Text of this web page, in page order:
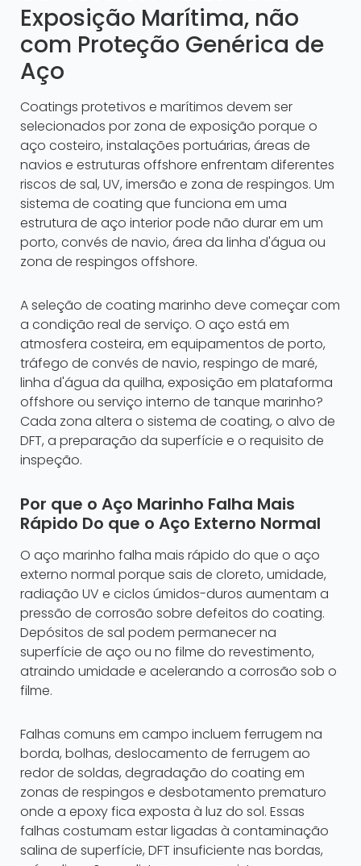
Exposição Marítima, não
com Proteção Genérica de
Aço
Coatings protetivos e marítimos devem ser
selecionados por zona de exposição porque o
aço costeiro, instalações portuárias, áreas de
navios e estruturas offshore enfrentam diferentes
riscos de sal, UV, imersão e zona de respingos. Um
sistema de coating que funciona em uma
estrutura de aço interior pode não durar em um
porto, convés de navio, área da linha d'água ou
zona de respingos offshore.
A seleção de coating marinho deve começar com
a condição real de serviço. O aço está em
atmosfera costeira, em equipamentos de porto,
tráfego de convés de navio, respingo de maré,
linha d'água da quilha, exposição em plataforma
offshore ou serviço interno de tanque marinho?
Cada zona altera o sistema de coating, o alvo de
DFT, a preparação da superfície e o requisito de
inspeção.
Por que o Aço Marinho Falha Mais
Rápido Do que o Aço Externo Normal
O aço marinho falha mais rápido do que o aço
externo normal porque sais de cloreto, umidade,
radiação UV e ciclos úmidos-duros aumentam a
pressão de corrosão sobre defeitos do coating.
Depósitos de sal podem permanecer na
superfície de aço ou no filme do revestimento,
atraindo umidade e acelerando a corrosão sob o
filme.
Falhas comuns em campo incluem ferrugem na
borda, bolhas, deslocamento de ferrugem ao
redor de soldas, degradação do coating em
zonas de respingos e desbotamento prematuro
onde a epoxy fica exposta à luz do sol. Essas
falhas costumam estar ligadas à contaminação
salina de superfície, DFT insuficiente nas bordas,